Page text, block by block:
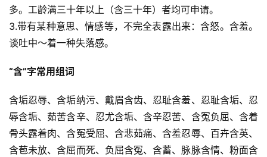
多。工龄满三十年以上（含三十年）者均可申请。
3.带有某种意思、情感等，不完全表露出来：含怒。含羞。
谈吐中～着一种失落感。
“含”字常用组词
含垢忍辱、含垢纳污、戴眉含齿、忍耻含羞、忍耻含垢、忍
辱含垢、茹苦含辛、忍尤含垢、含辛忍苦、含冤负屈、含着
骨头露着肉、含冤受屈、含悲茹痛、含羞忍辱、百卉含英、
含苞未放、含屈而死、负屈含冤、含蓄、脉脉含情、粉面含